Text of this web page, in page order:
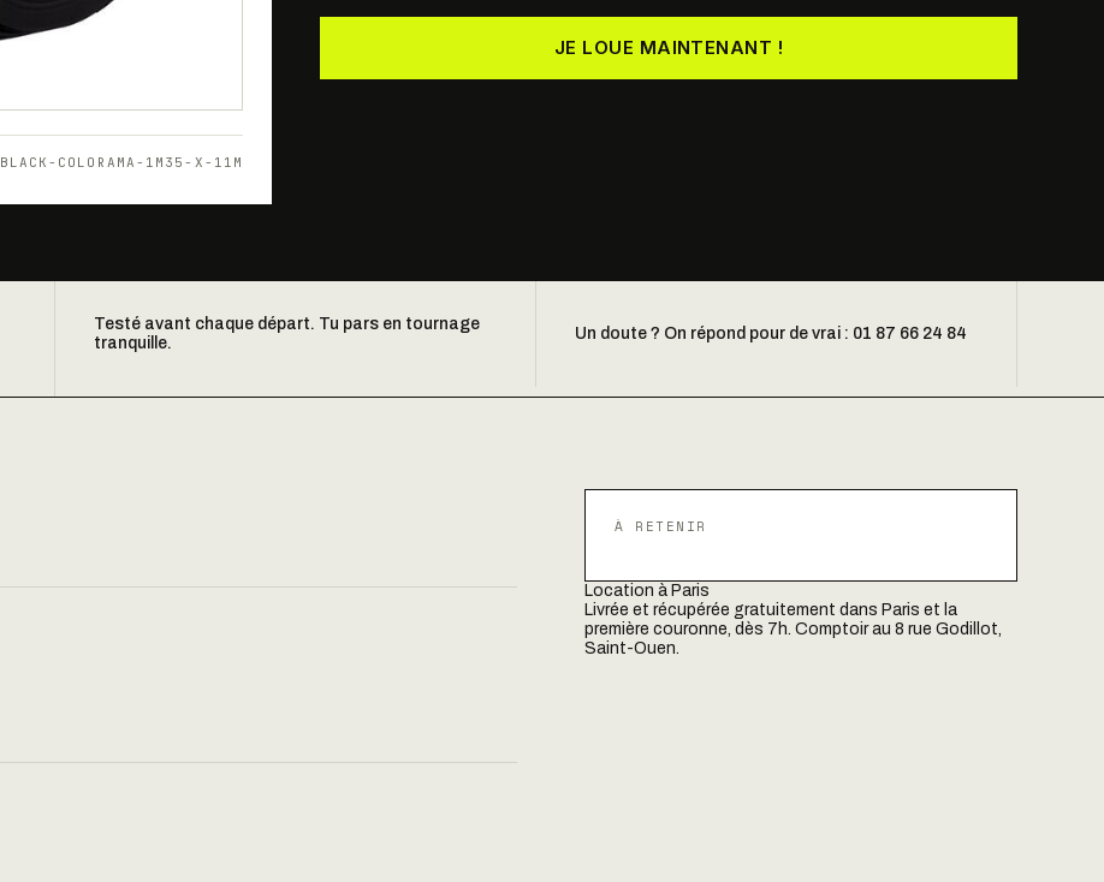
BLACK-COLORAMA-1M35-X-11M
JE LOUE MAINTENANT !
Testé avant chaque départ. Tu pars en tournage
tranquille.
Un doute ? On répond pour de vrai : 01 87 66 24 84
À RETENIR
Location à Paris
Livrée et récupérée gratuitement dans Paris et la
première couronne, dès 7h. Comptoir au 8 rue Godillot,
Saint-Ouen.